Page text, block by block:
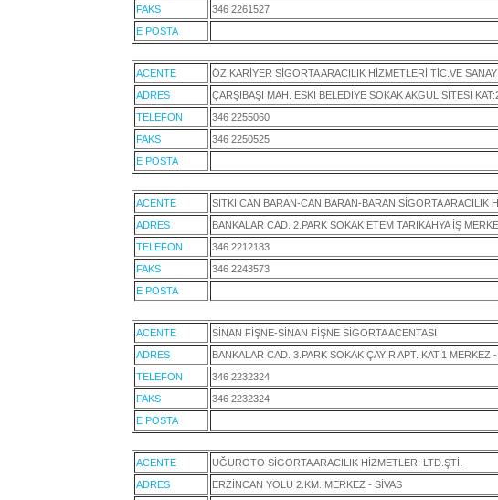
FAKS
346 2261527
E POSTA
ACENTE
ÖZ KARİYER SİGORTA ARACILIK HİZMETLERİ TİC.VE
ADRES
ÇARŞIBAŞI MAH. ESKİ BELEDİYE SOKAK AKGÜL SİTESİ
TELEFON
346 2255060
FAKS
346 2250525
E POSTA
ACENTE
SITKI CAN BARAN-CAN BARAN-BARAN SİGORTA ARACILIK
ADRES
BANKALAR CAD. 2.PARK SOKAK ETEM TARIKAHYA İŞ
TELEFON
346 2212183
FAKS
346 2243573
E POSTA
ACENTE
SİNAN FİŞNE-SİNAN FİŞNE SİGORTA ACENTASI
ADRES
BANKALAR CAD. 3.PARK SOKAK ÇAYIR APT. KAT:1 MERKEZ
TELEFON
346 2232324
FAKS
346 2232324
E POSTA
ACENTE
UĞUROTO SİGORTA ARACILIK HİZMETLERİ LTD.ŞTİ.
ADRES
ERZİNCAN YOLU 2.KM. MERKEZ - SİVAS